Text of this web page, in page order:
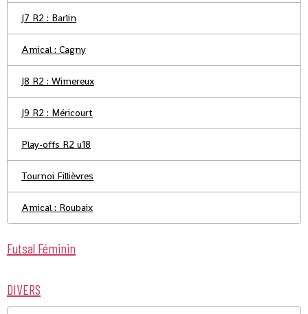
J7 R2 : Barlin
Amical : Cagny
J8 R2 : Wimereux
J9 R2 : Méricourt
Play-offs R2 u18
Tournoi Fillièvres
Amical : Roubaix
Futsal Féminin
DIVERS